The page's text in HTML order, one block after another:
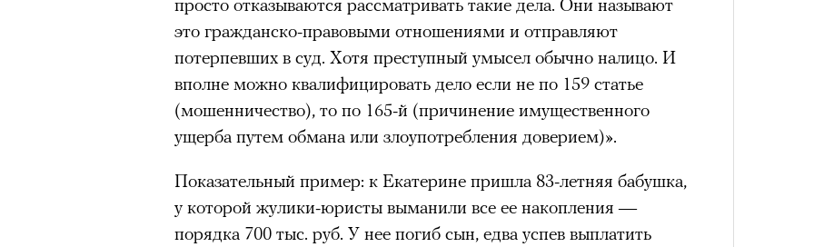
это гражданско-правовыми отношениями и отправляют
потерпевших в суд. Хотя преступный умысел обычно налицо. И
вполне можно квалифицировать дело если не по 159 статье
(мошенничество), то по 165-й (причинение имущественного
ущерба путем обмана или злоупотребления доверием)».
Показательный пример: к Екатерине пришла 83-летняя бабушка,
у которой жулики-юристы выманили все ее накопления —
порядка 700 тыс. руб. У нее погиб сын, едва успев выплатить
горах Австриипогибли309 человек, что стало десятилетним
максимумом для региона. В Японии в том же году жертвами
несчастных случаев в горахстали300 человек (издание The Asahi
Shimbun классифицирует их как «погибших или пропавших без
вести»). На Эвересте в 2024 году вершинаунеслажизни восьми
альпинистов, а в 2025-м —троих. Трагическим для российского
сообщества стал октябрь 2024 года, когда при восхождении на
Дхаулагири в Непалесорвалась и погиблагруппа из пятерых
опытных альпинистов. Год спустя на одном из самых опасных